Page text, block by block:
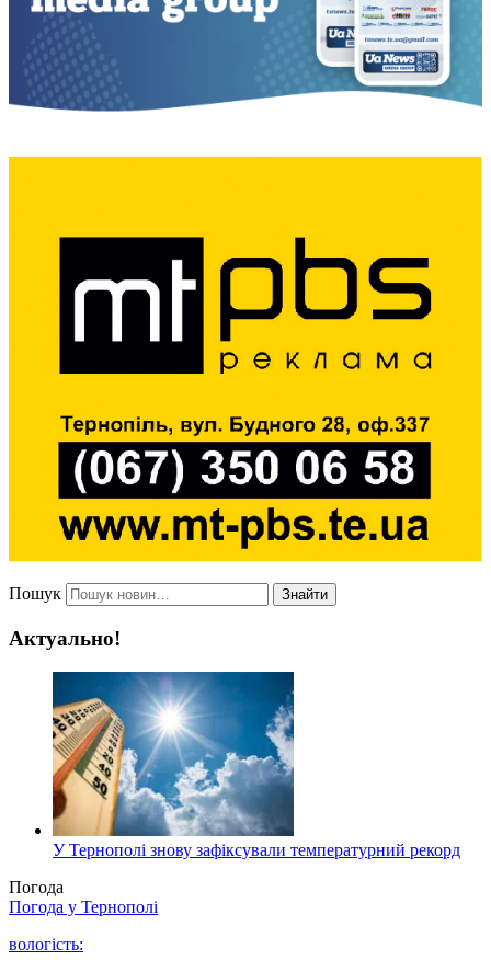
Пошук Знайти
Актуально!
У Тернополі знову зафіксували температурний рекорд
Погода
Погода у Тернополі
вологість: